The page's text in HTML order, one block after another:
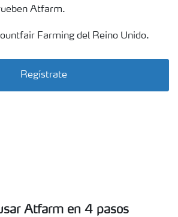
Atfarm.
Farming del Reino Unido.
Regístrate
Atfarm en 4 pasos